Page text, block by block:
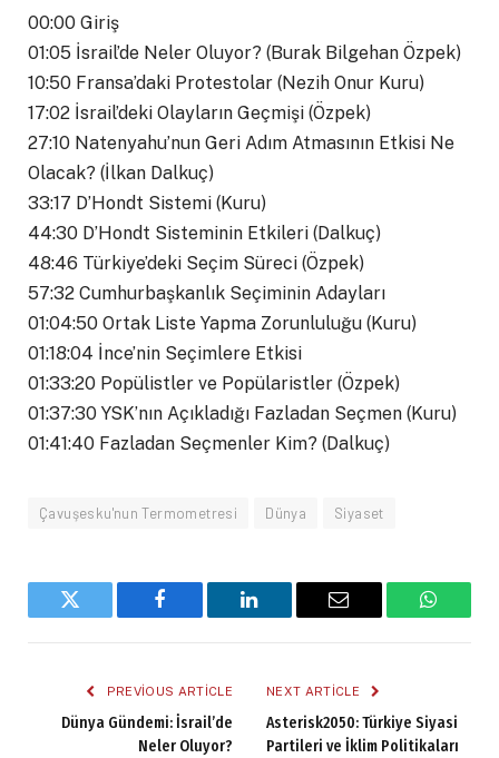
00:00 Giriş
01:05 İsrail’de Neler Oluyor? (Burak Bilgehan Özpek)
10:50 Fransa’daki Protestolar (Nezih Onur Kuru)
17:02 İsrail’deki Olayların Geçmişi (Özpek)
27:10 Natenyahu’nun Geri Adım Atmasının Etkisi Ne
Olacak? (İlkan Dalkuç)
33:17 D’Hondt Sistemi (Kuru)
44:30 D’Hondt Sisteminin Etkileri (Dalkuç)
48:46 Türkiye’deki Seçim Süreci (Özpek)
57:32 Cumhurbaşkanlık Seçiminin Adayları
01:04:50 Ortak Liste Yapma Zorunluluğu (Kuru)
01:18:04 İnce’nin Seçimlere Etkisi
01:33:20 Popülistler ve Popülaristler (Özpek)
01:37:30 YSK’nın Açıkladığı Fazladan Seçmen (Kuru)
01:41:40 Fazladan Seçmenler Kim? (Dalkuç)
Çavuşesku'nun Termometresi Dünya Siyaset
Twitter Facebook LinkedIn Email
PREVIOUS ARTICLE
Dünya Gündemi: İsrail’de
Neler Oluyor?
NEXT ARTICLE
Asterisk2050: Türkiye Siyasi
Partileri ve İklim Politikaları